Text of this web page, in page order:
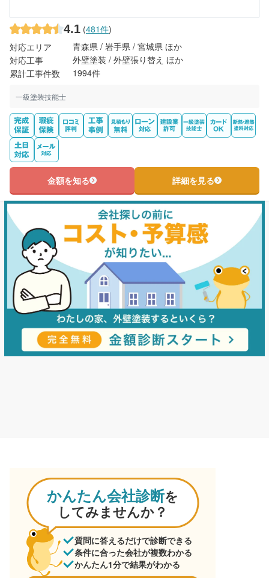
4.1 (481件)
対応エリア
青森県 / 岩手県 / 宮城県 ほか
対応工事
外壁塗装 / 外壁張り替え ほか
累計工事件数
1994件
一級塗装技能士
金額を知る 詳細を見る
かんたん会社診断を
してみませんか？
質問に答えるだけで診断できる
条件に合った会社が複数わかる
かんたん1分で結果がわかる